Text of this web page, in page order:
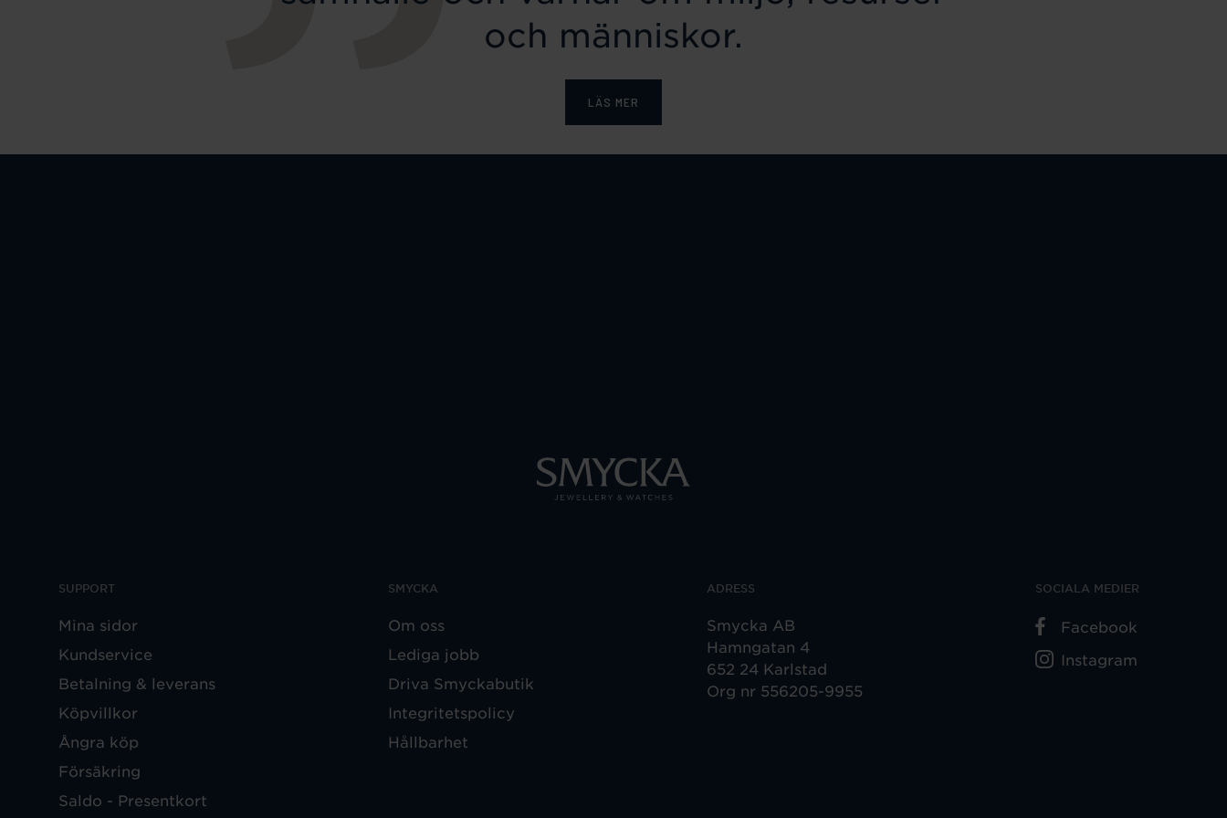
och människor.
LÄS MER
SUPPORT
Mina sidor
Kundservice
Betalning & leverans
Köpvillkor
Ångra köp
Försäkring
Saldo - Presentkort
SMYCKA
Om oss
Lediga jobb
Driva Smyckabutik
Integritetspolicy
Hållbarhet
ADRESS
Smycka AB
Hamngatan 4
652 24 Karlstad
Org nr 556205-9955
SOCIALA MEDIER
Facebook
Instagram